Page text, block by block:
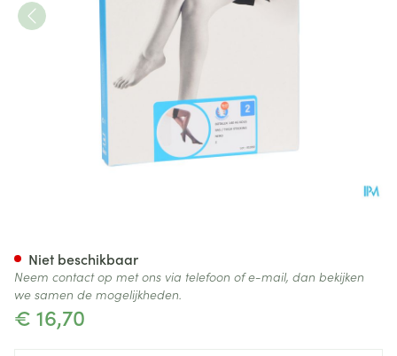
€ 16,70
Niet beschikbaar
Neem contact op met ons via telefoon of e-mail, dan bekijken
we samen de mogelijkheden.